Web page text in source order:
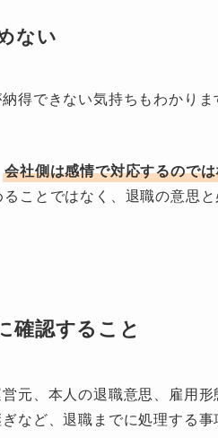
ない
得できない気持ちもわかり
会社側は感情で対応するので
ことではなく、退職の意思
確認すること
元、本人の退職意思、雇用
など、退職までに処理する事